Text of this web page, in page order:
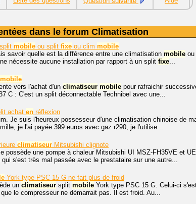
dans le forum Climatisation
split mobile ou split fixe ou clim mobile
savoir quelle est la différence entre une climatisation mobile ou
nécessite aucune installation par rapport à un split fixe...
mobile
vers l'achat d'un climatiseur mobile pour rafraichir
C : C'est un split déconnectable Technibel avec une...
achat en réflexion
Je suis l'heureux possesseur d'une climatisation chinoise de
je l'ai payée 399 euros avec gaz r290, je l'utilise...
climatiseur Mitsubishi clignote
possède une pompe à chaleur Mitsubishi UI MSZ-FH35VE et
s'est très mal passée avec le prestataire sur une autre...
York type PSC 15 G ne fait plus de froid
un climatiseur split mobile York type PSC 15 G. Celui-ci
le compresseur ne démarrait pas. Il est froid. Au...